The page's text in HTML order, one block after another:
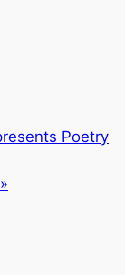
Poetry
»